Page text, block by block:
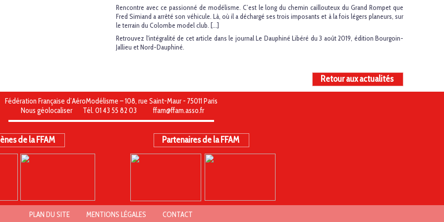
Rencontre avec ce passionné de modélisme. C’est le long du chemin caillouteux du Grand Rompet que
Fred Simiand a arrêté son véhicule. Là, où il a déchargé ses trois imposants et à la fois légers planeurs, sur
le terrain du Colombe model club. [...]
Retrouvez l'intégralité de cet article dans le journal Le Dauphiné Libéré du 3 août 2019, édition Bourgoin-
Jallieu et Nord-Dauphiné.
Retour aux actualités
Fédération Française d’AéroModélisme – 108, rue Saint-Maur - 75011 Paris
Nous géolocaliser
Tél. 01 43 55 82 03 ffam@ffam.asso.fr
de la FFAM Partenaires de la FFAM
PLAN DU SITE MENTIONS LÉGALES CONTACT